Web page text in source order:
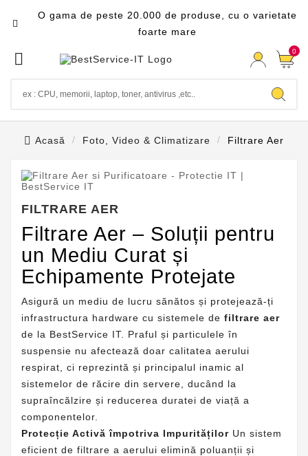

O gama de peste 20.000 de produse, cu o varietate
foarte mare
 0
Acasă Foto, Video & Climatizare Filtrare Aer
FILTRARE AER
Filtrare Aer – Soluții pentru
un Mediu Curat și
Echipamente Protejate
Asigură un mediu de lucru sănătos și protejează-ți
infrastructura hardware cu sistemele de filtrare aer
de la BestService IT. Praful și particulele în
suspensie nu afectează doar calitatea aerului
respirat, ci reprezintă și principalul inamic al
sistemelor de răcire din servere , ducând la
supraîncălzire și reducerea duratei de viață a
componentelor.
Protecție Activă împotriva Impurităților Un sistem
eficient de filtrare a aerului elimină poluanții și